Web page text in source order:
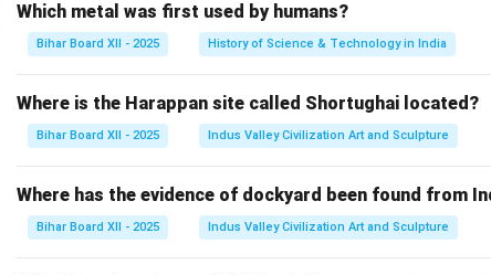
Which metal was first used by humans?
Bihar Board XII - 2025 History of Science & Technology in India
Where is the Harappan site called Shortughai located?
Bihar Board XII - 2025 Indus Valley Civilization Art and Sculpture
Where has the evidence of dockyard been found from
Bihar Board XII - 2025 Indus Valley Civilization Art and Sculpture